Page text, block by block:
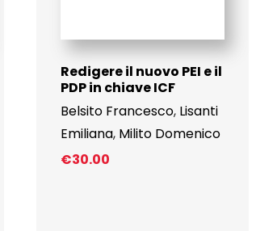
Redigere il nuovo PEI e il
PDP in chiave ICF
Belsito Francesco, Lisanti
Emiliana, Milito Domenico
€30.00